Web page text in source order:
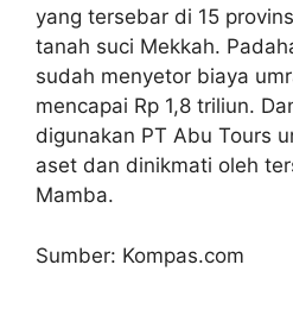
yang tersebar di 15
tanah suci Mekkah.
sudah menyetor biaya
mencapai Rp 1,8 triliun.
digunakan PT Abu Tours
aset dan dinikmati oleh
Mamba.
Sumber: Kompas.com